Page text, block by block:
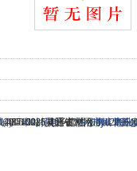
们-本站招聘-广告服务-商业
电子邮件：
435100）湖北省大冶市城北开
2026灵通铝材网鄂ICP备